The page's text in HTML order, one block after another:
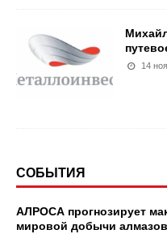
14
СОБЫТИЯ
АЛРОСА прогнозирует
мировой добычи алмазов